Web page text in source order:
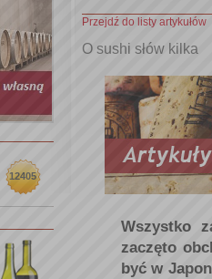
12405
Przejdź do listy artykułów
O sushi słów kilka
Wszystko
zaczęto
być w